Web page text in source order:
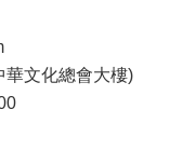
華文化總會大樓)